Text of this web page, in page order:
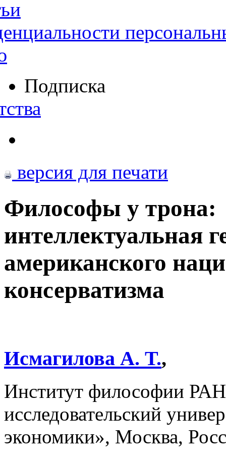
Подписка
версия для печати
Философы у трона:
интеллектуальная
американского
консерватизма
Исмагилова А. Т.,
Институт философии
исследовательский
экономики», Москва,